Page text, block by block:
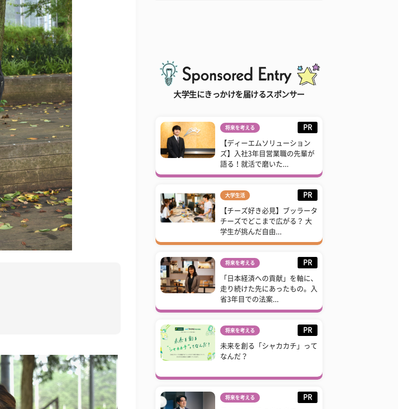
大学生にきっかけを届けるスポンサー
将来を考える PR
【ディーエムソリューション
ズ】入社3年目営業職の先輩が
語る！就活で磨いた...
大学生活 PR
【チーズ好き必見】ブッラータ
チーズでどこまで広がる？ 大
学生が挑んだ自由...
将来を考える PR
「日本経済への貢献」を軸に、
走り続けた先にあったもの。入
省3年目での法案...
将来を考える PR
未来を創る「シャカカチ」って
なんだ？
将来を考える PR